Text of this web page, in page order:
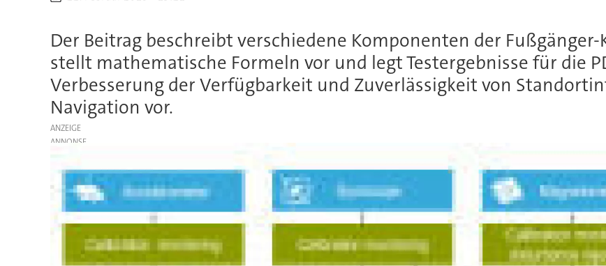
Der Beitrag beschreibt verschiedene Komponenten der
stellt mathematische Formeln vor und legt Testergebnisse für die
Verbesserung der Verfügbarkeit und Zuverlässigkeit von
Navigation vor.
ANZEIGE